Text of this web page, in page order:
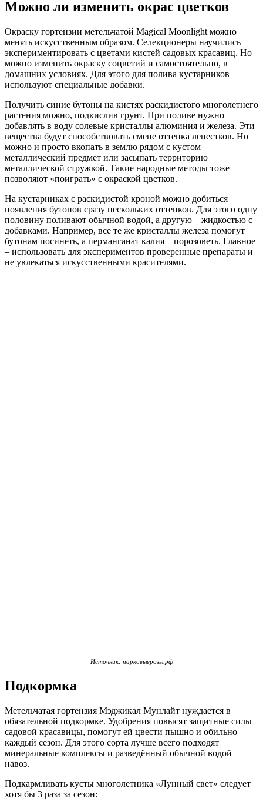
Можно ли изменить окрас цветков
Окраску гортензии метельчатой Magical Moonlight можно
менять искусственным образом. Селекционеры научились
экспериментировать с цветами кистей садовых красавиц. Но
можно изменить окраску соцветий и самостоятельно, в
домашних условиях. Для этого для полива кустарников
используют специальные добавки.
Получить синие бутоны на кистях раскидистого многолетнего
растения можно, подкислив грунт. При поливе нужно
добавлять в воду солевые кристаллы алюминия и железа. Эти
вещества будут способствовать смене оттенка лепестков. Но
можно и просто вкопать в землю рядом с кустом
металлический предмет или засыпать территорию
металлической стружкой. Такие народные методы тоже
позволяют «поиграть» с окраской цветков.
На кустарниках с раскидистой кроной можно добиться
появления бутонов сразу нескольких оттенков. Для этого одну
половину поливают обычной водой, а другую – жидкостью с
добавками. Например, все те же кристаллы железа помогут
бутонам посинеть, а перманганат калия – порозоветь. Главное
– использовать для экспериментов проверенные препараты и
не увлекаться искусственными красителями.
Источник: парковыерозы.рф
Подкормка
Метельчатая гортензия Мэджикал Мунлайт нуждается в
обязательной подкормке. Удобрения повысят защитные силы
садовой красавицы, помогут ей цвести пышно и обильно
каждый сезон. Для этого сорта лучше всего подходят
минеральные комплексы и разведённый обычной водой
навоз.
Подкармливать кусты многолетника «Лунный свет» следует
хотя бы 3 раза за сезон: